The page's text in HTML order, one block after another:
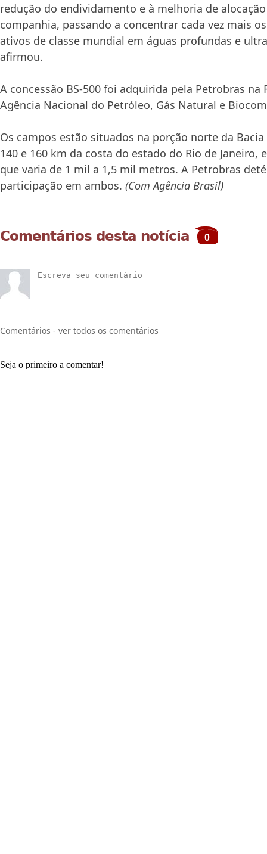
redução do endividamento e à melhoria de
companhia, passando a concentrar cada vez mais
ativos de classe mundial em águas profundas e
afirmou.
A concessão BS-500 foi adquirida pela Petrobras na
Agência Nacional do Petróleo, Gás Natural e
Os campos estão situados na porção norte da
140 e 160 km da costa do estado do Rio de Janeiro,
que varia de 1 mil a 1,5 mil metros. A Petrobras
participação em ambos. (Com Agência Brasil)
Comentários desta notícia 0
Comentários - ver todos os comentários
Seja o primeiro a comentar!